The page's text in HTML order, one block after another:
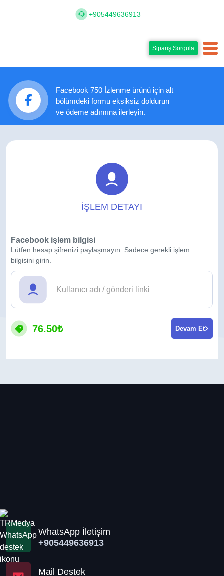
+905449636913
Sipariş Sorgula
Facebook 750 İzlenme ürünü için alt
bölümdeki formu eksiksiz doldurun
ve ödeme adımına ilerleyin.
İŞLEM DETAYI
Facebook işlem bilgisi
Lütfen hesap şifrenizi paylaşmayın. Sadece gerekli işlem
bilgisini girin.
76.50₺ Devam Et
WhatsApp İletişim
+905449636913
Mail Destek